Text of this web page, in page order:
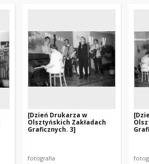
[Dzień Drukarza w
Olsztyńskich Zakładach
Graficznych. 3]
fotografia